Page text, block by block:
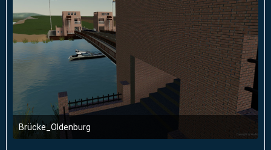
Brücke_Oldenburg
24. August 2019 um 16:23